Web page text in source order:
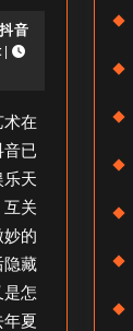
抖音
|
术在
音已
乐天
互关
妙的
隐藏
是怎
年夏